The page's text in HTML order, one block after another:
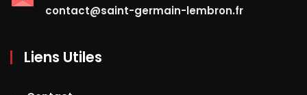
contact@saint-germain-lembron.fr
Liens Utiles